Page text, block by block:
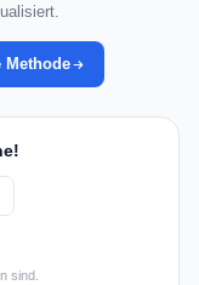
Methode
sind.